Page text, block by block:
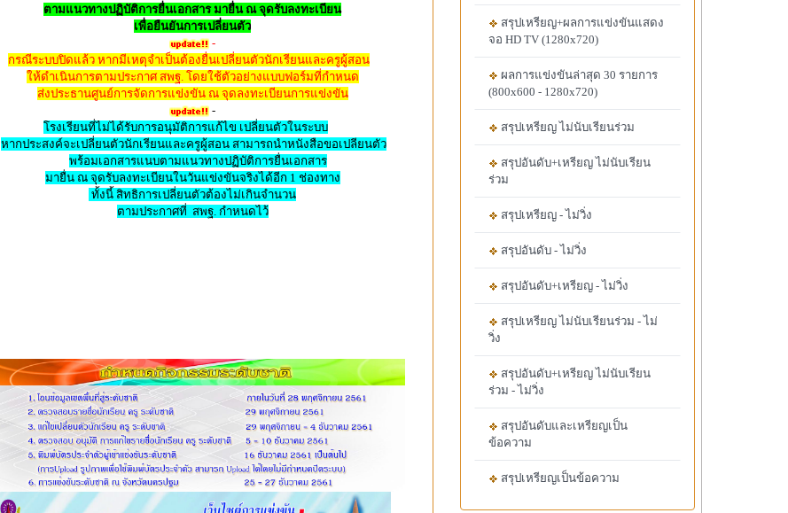
ตามแนวทางปฏิบัติการยื่นเอกสาร มายื่น ณ จุดรับลงทะเบียน
เพื่อยืนยันการเปลี่ยนตัว
-
กรณีระบบปิดแล้ว หากมีเหตุจำเป็นต้องยื่นเปลี่ยนตัวนักเรียนและครูผู้สอน
ให้ดำเนินการตามประกาศ สพฐ. โดยใช้ตัวอย่างแบบฟอร์มที่กำหนด
ส่งประธานศูนย์การจัดการแข่งขัน ณ จุดลงทะเบียนการแข่งขัน
-
โรงเรียนที่ไม่ได้รับการอนุมัติการแก้ไข เปลี่ยนตัวในระบบ
หากประสงค์จะเปลี่ยนตัวนักเรียนและครูผู้สอน สามารถนำหนังสือขอเปลียนตัว
พร้อมเอกสารแนบตามแนวทางปฏิบัติการยื่นเอกสาร
มายื่น ณ จุดรับลงทะเบียนในวันแข่งขันจริงได้อีก 1 ช่องทาง
ทั้งนี้ สิทธิการเปลี่ยนตัวต้องไม่เกินจำนวน
ตามประกาศที่ สพฐ. กำหนดไว้
สรุปเหรียญ+ผลการแข่งขันแสดง
จอ HD TV (1280x720)
ผลการแข่งขันล่าสุด 30 รายการ
(800x600 - 1280x720)
สรุปเหรียญ ไม่นับเรียนร่วม
สรุปอันดับ+เหรียญ ไม่นับเรียน
ร่วม
สรุปเหรียญ - ไม่วิ่ง
สรุปอันดับ - ไม่วิ่ง
สรุปอันดับ+เหรียญ - ไม่วิ่ง
สรุปเหรียญ ไม่นับเรียนร่วม - ไม่
วิ่ง
สรุปอันดับ+เหรียญ ไม่นับเรียน
ร่วม - ไม่วิ่ง
สรุปอันดับและเหรียญเป็น
ข้อความ
สรุปเหรียญเป็นข้อความ